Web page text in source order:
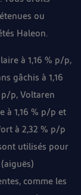
ou
Haleon.
à 1,16 % p/p,
gâchis à 1,16
p, Voltaren
à 1,16 % p/p et
à 2,32 % p/p
utilisés pour
comme les